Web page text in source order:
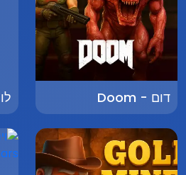
דום - Doom